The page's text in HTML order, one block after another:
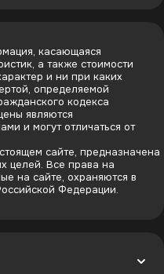
касающаяся
а также стоимости
и ни при каких
определяемой
кодекса
являются
и могут отличаться от
сайте, предназначена
целей. Все права на
на сайте, охраняются в
Федерации.